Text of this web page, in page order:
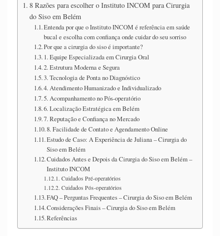
8 Razões para escolher o Instituto INCOM para Cirurgia
do Siso em Belém
Entenda por que o Instituto INCOM é referência em saúde
bucal e escolha com confiança onde cuidar do seu sorriso
Por que a cirurgia do siso é importante?
1. Equipe Especializada em Cirurgia Oral
2. Estrutura Moderna e Segura
3. Tecnologia de Ponta no Diagnóstico
4. Atendimento Humanizado e Individualizado
5. Acompanhamento no Pós-operatório
6. Localização Estratégica em Belém
7. Reputação e Confiança no Mercado
8. Facilidade de Contato e Agendamento Online
Estudo de Caso: A Experiência de Juliana – Cirurgia do
Siso em Belém
Cuidados Antes e Depois da Cirurgia do Siso em Belém –
Instituto INCOM
Cuidados Pré-operatórios
Cuidados Pós-operatórios
FAQ – Perguntas Frequentes – Cirurgia do Siso em Belém
Considerações Finais – Cirurgia do Siso em Belém
Referências